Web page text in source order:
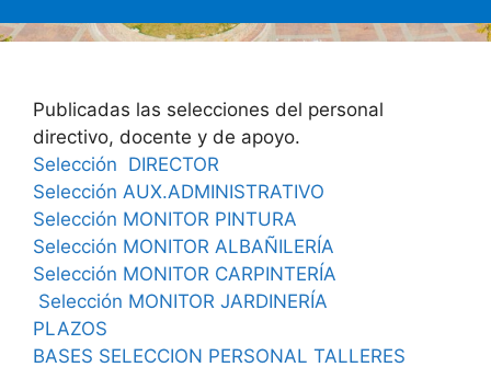
Publicadas las selecciones del personal
directivo, docente y de apoyo.
Selección DIRECTOR
Selección AUX.ADMINISTRATIVO
Selección MONITOR PINTURA
Selección MONITOR ALBAÑILERÍA
Selección MONITOR CARPINTERÍA
Selección MONITOR JARDINERÍA
PLAZOS
BASES SELECCION PERSONAL TALLERES